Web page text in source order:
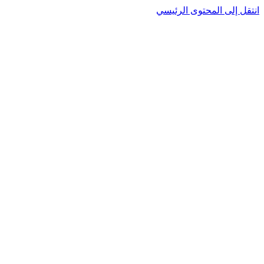
انتقل إلى المحتوى الرئيسي